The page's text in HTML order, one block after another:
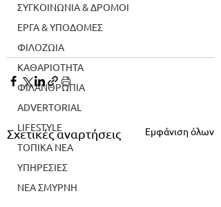
ΣΥΓΚΟΙΝΩΝΙΑ & ΔΡΟΜΟΙ
ΕΡΓΑ & ΥΠΟΔΟΜΕΣ
ΦΙΛΟΖΩΙΑ
ΚΑΘΑΡΙΟΤΗΤΑ
ΦΙΛΑΝΘΡΩΠΙΑ
ADVERTORIAL
LIFESTYLE
ΤΟΠΙΚΑ ΝΕΑ
ΥΠΗΡΕΣΙΕΣ
ΝΕΑ ΣΜΥΡΝΗ
Σχετικές αναρτήσεις Εμφάνιση όλων